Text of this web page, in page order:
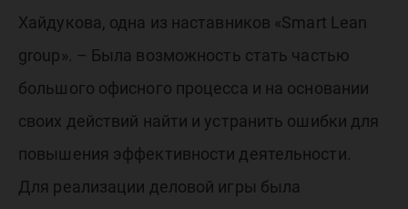
Хайдукова, одна из наставников «Smart Lean
group». – Была возможность стать частью
большого офисного процесса и на основании
своих действий найти и устранить ошибки для
повышения эффективности деятельности.
Для реализации деловой игры была